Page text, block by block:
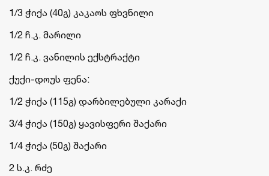
1/3 ჭიქა (40გ) კაკაოს ფხვნილი
1/2 ჩ.კ. მარილი
1/2 ჩ.კ. ვანილის ექსტრაქტი
ქუქი-დოუს ფენა:
1/2 ჭიქა (115გ) დარბილებული კარაქი
3/4 ჭიქა (150გ) ყავისფერი შაქარი
1/4 ჭიქა (50გ) შაქარი
2 ს.კ. რძე